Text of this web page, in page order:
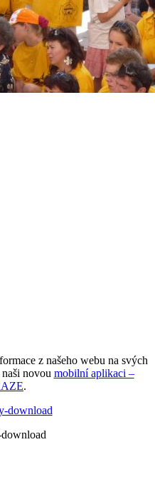
z našeho webu na svých
novou mobilní aplikaci –
.